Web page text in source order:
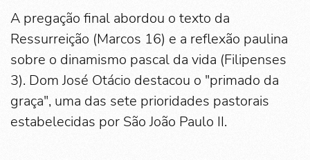
A pregação final abordou o texto da
Ressurreição (Marcos 16) e a reflexão paulina
sobre o dinamismo pascal da vida (Filipenses
3). Dom José Otácio destacou o "primado da
graça", uma das sete prioridades pastorais
estabelecidas por São João Paulo II.